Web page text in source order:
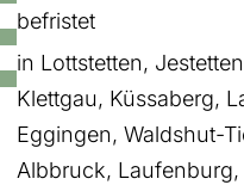
befristet
in Lottstetten,
Klettgau, Küssaberg,
Eggingen, Waldshut-
Albbruck,